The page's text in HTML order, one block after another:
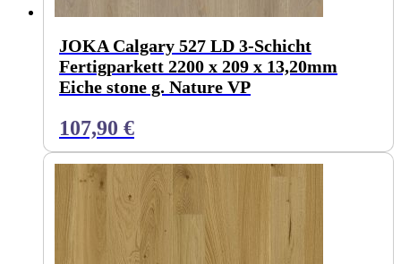
JOKA Calgary 527 LD 3-Schicht
Fertigparkett 2200 x 209 x 13,20mm
Eiche stone g. Nature VP
107,90 €